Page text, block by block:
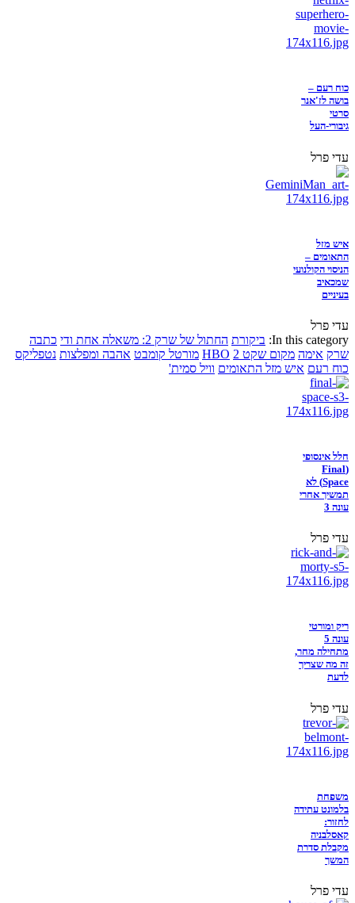
כוח רעם –
בושה לז'אנר
סרטי
גיבורי-העל
עדי פרל
איש מזל
התאומים –
הניסוי הקולנועי
שמכאיב
בעיניים
עדי פרל
In this category: ביקורת החתול של שרק 2: משאלה אחת ודי
כתבה
שרק אימה מקום שקט 2 HBO מורטל קומבט אהבה ומפלצות נטפליקס
כוח רעם איש מזל התאומים וויל סמית'
חלל אינסופי
(Final
Space) לא
תמשיך אחרי
עונה 3
עדי פרל
ריק ומורטי
עונה 5
מתחילה מחר,
זה מה שצריך
לדעת
עדי פרל
משפחת
בלמונט עתידה
לחזור:
קאסלבניה
מקבלת סדרת
המשך
עדי פרל